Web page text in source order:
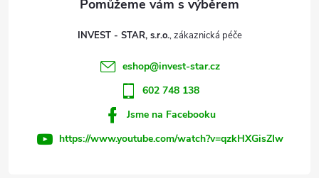
INVEST - STAR, s.r.o.
eshop@invest-star.cz
602 748 138
Jsme na Facebooku
https://www.youtube.com/watch?v=qzkHXGisZIw